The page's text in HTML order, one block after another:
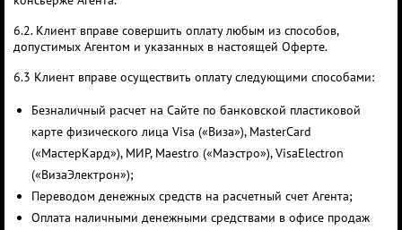
6.2. Клиент вправе совершить оплату любым из способов,
допустимых Агентом и указанных в настоящей Оферте.
6.3 Клиент вправе осуществить оплату следующими способами:
Безналичный расчет на Сайте по банковской пластиковой
карте физического лица Visa («Виза»), MasterCard
(«МастерКард»), МИР, Maestro («Маэстро»), VisaElectron
(«ВизаЭлектрон»);
Переводом денежных средств на расчетный счет Агента;
Оплата наличными денежными средствами в офисе продаж